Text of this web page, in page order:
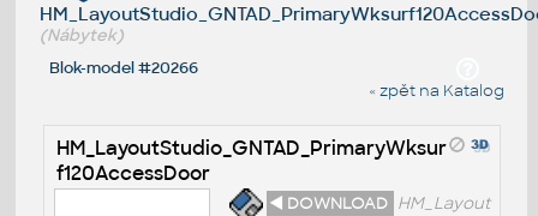
(Nábytek)
Blok-model #20266
« zpět na Katalog
HM_LayoutStudio_GNTAD_PrimaryWksur
f120AccessDoor
◄ DOWNLOAD HM_Layout